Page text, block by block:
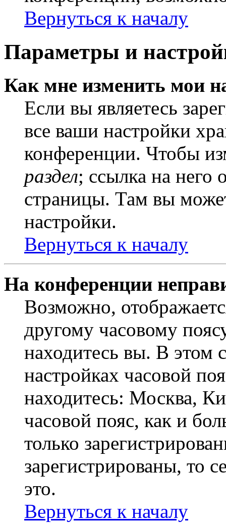
Вернуться к началу
Параметры и
Как мне изменить мои
Если вы являетесь
все ваши настройки
конференции. Чтобы
раздел; ссылка на него
страницы. Там вы
настройки.
Вернуться к началу
На конференции
Возможно,
другому часовому
находитесь вы. В этом
настройках часовой
находитесь: Москва,
часовой пояс, как и
только
зарегистрированы, то
это.
Вернуться к началу